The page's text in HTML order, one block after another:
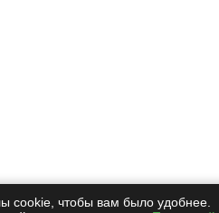
cookie, чтобы вам было удобнее.